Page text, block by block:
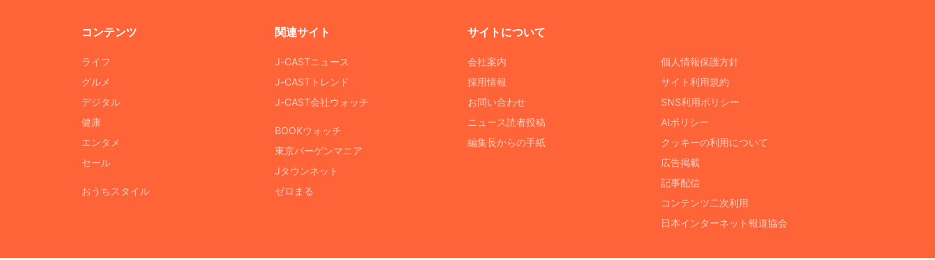
コンテンツ
ライフ
グルメ
デジタル
健康
エンタメ
セール
おうちスタイル
関連サイト
J-CASTニュース
J-CASTトレンド
J-CAST会社ウォッチ
BOOKウォッチ
東京バーゲンマニア
Jタウンネット
ゼロまる
サイトについて
会社案内
採用情報
お問い合わせ
ニュース読者投稿
編集長からの手紙
個人情報保護方針
サイト利用規約
SNS利用ポリシー
AIポリシー
クッキーの利用について
広告掲載
記事配信
コンテンツ二次利用
日本インターネット報道協会